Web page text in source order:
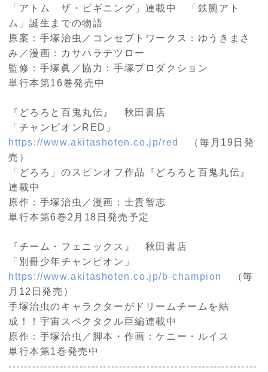
「アトム ザ・ビギニング」連載中 「鉄腕アト
ム」誕生までの物語
原案：手塚治虫／コンセプトワークス：ゆうきまさ
み／漫画：カサハラテツロー
監修：手塚眞／協力：手塚プロダクション
単行本第16巻発売中
『どろろと百鬼丸伝』 秋田書店
「チャンピオンRED」
https://www.akitashoten.co.jp/red
（毎月19日発
売）
「どろろ」のスピンオフ作品『どろろと百鬼丸伝』
連載中
原作：手塚治虫／漫画：士貴智志
単行本第6巻2月18日発売予定
『チーム・フェニックス』 秋田書店
「別冊少年チャンピオン」
https://www.akitashoten.co.jp/b-champion
（毎
月12日発売）
手塚治虫のキャラクターがドリームチームを結
成！！宇宙スペクタクル巨編連載中
原作：手塚治虫／脚本・作画：ケニー・ルイス
単行本第1巻発売中
---------------------------------------------------------------